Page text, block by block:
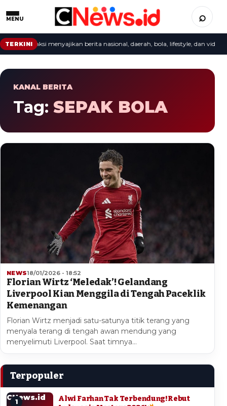
MENU ⌕
TERKINIredaksi menyajikan berita nasional, daerah, bola, lifestyle, dan video
KANAL BERITA
Tag: SEPAK BOLA
NEWS18/01/2026 - 18:52
Florian Wirtz ‘Meledak’! Gelandang
Liverpool Kian Menggila di Tengah Paceklik
Kemenangan
Florian Wirtz menjadi satu-satunya titik terang yang
menyala terang di tengah awan mendung yang
menyelimuti Liverpool. Saat timnya…
Terpopuler
CNews.id
1
Alwi Farhan Tak Terbendung! Rebut